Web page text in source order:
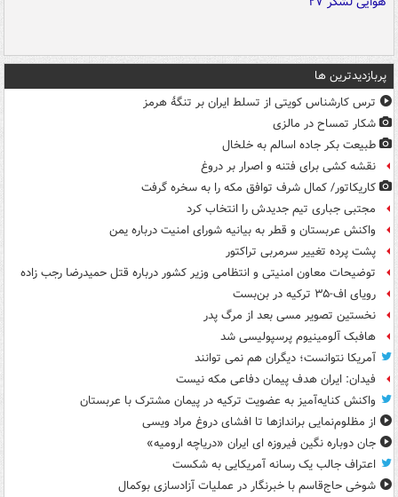
پربازدیدترین ها
ترس کارشناس کویتی از تسلط ایران بر تنگۀ هرمز
شکار تمساح در مالزی
طبیعت بکر جاده اسالم به خلخال
نقشه کشی برای فتنه و اصرار بر دروغ
کاریکاتور/ کمال شرف توافق مکه را به سخره گرفت
مجتبی جباری تیم جدیدش را انتخاب کرد
واکنش عربستان و قطر به بیانیه شورای امنیت درباره یمن
پشت پرده تغییر سرمربی تراکتور
توضیحات معاون امنیتی و انتظامی وزیر کشور درباره قتل حمیدرضا رجب زاده
رویای اف-۳۵ ترکیه در بن‌بست
نخستین تصویر مسی بعد از مرگ پدر
هافبک آلومینیوم پرسپولیسی شد
آمریکا نتوانست؛ دیگران هم نمی توانند
فیدان: ایران هدف پیمان دفاعی مکه نیست
واکنش کنایه‌آمیز به عضویت ترکیه در پیمان مشترک با عربستان
از مظلوم‌نمایی براندازها تا افشای دروغ مراد ویسی
جان دوباره نگین فیروزه ای ایران «دریاچه ارومیه»
اعتراف جالب یک رسانه آمریکایی به شکست
شوخی حاج‌قاسم با خبرنگار در عملیات آزادسازی بوکمال